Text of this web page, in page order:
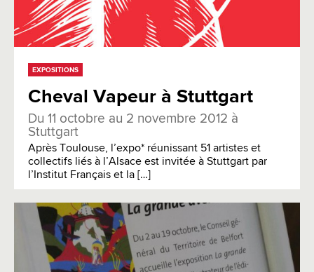
EXPOSITIONS
Cheval Vapeur à Stuttgart
Du 11 octobre au 2 novembre 2012 à
Stuttgart
Après Toulouse, l’expo* réunissant 51 artistes et
collectifs liés à l’Alsace est invitée à Stuttgart par
l’Institut Français et la […]